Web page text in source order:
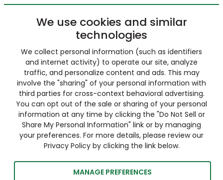
We use cookies and similar
technologies
We collect personal information (such as identifiers
and internet activity) to operate our site, analyze
traffic, and personalize content and ads. This may
involve the "sharing" of your personal information with
third parties for cross-context behavioral advertising.
You can opt out of the sale or sharing of your personal
information at any time by clicking the "Do Not Sell or
Share My Personal Information" link or by managing
your preferences. For more details, please review our
Privacy Policy by clicking the link below.
MANAGE PREFERENCES